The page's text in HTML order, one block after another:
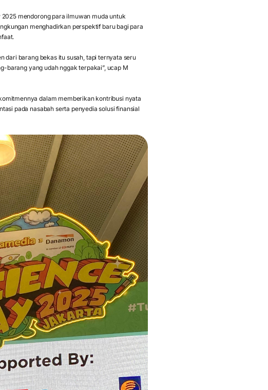
2025 mendorong para ilmuwan muda untuk
menghadirkan perspektif baru bagi para
dari barang bekas itu susah, tapi ternyata seru
barang yang udah nggak terpakai”, ucap M
dalam memberikan kontribusi nyata
pada nasabah serta penyedia solusi finansial